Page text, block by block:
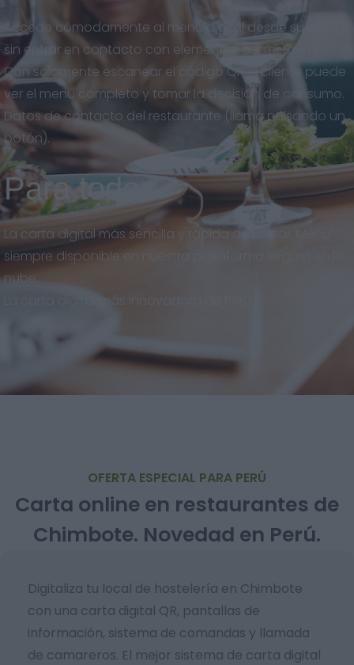
Accede cómodamente al menú digital desde su celular
sin entrar en contacto con elementos del restaurante.
Con solamente escanear el código QR el cliente puede
ver el menú completo y tomar la decisión de consumo.
Datos de contacto del restaurante (llama pulsando un
botón).
Para todos
La carta digital más sencilla y rápida de utilizar. Menú
siempre disponible en nuestra plataforma segura en la
nube.
La carta digital más innovadora de Perú.
OFERTA ESPECIAL PARA PERÚ
Carta online en restaurantes de
Chimbote. Novedad en Perú.
Digitaliza tu local de hostelería en Chimbote
con una carta digital QR, pantallas de
información, sistema de comandas y llamada
de camareros. El mejor sistema de carta digital